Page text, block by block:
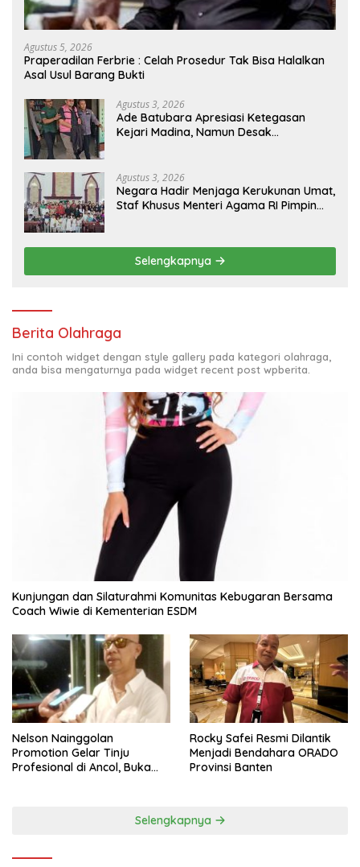
Agustus 5, 2026
Praperadilan Ferbrie : Celah Prosedur Tak Bisa Halalkan
Asal Usul Barang Bukti
Agustus 3, 2026
Ade Batubara Apresiasi Ketegasan
Kejari Madina, Namun Desak
Terlibat Kasus Smart Village
Agustus 3, 2026
Negara Hadir Menjaga Kerukunan Umat,
Staf Khusus Menteri Agama RI Pimpin
Selengkapnya
Berita Olahraga
Ini contoh widget dengan style gallery pada kategori olahraga,
anda bisa mengaturnya pada widget recent post wpberita.
Kunjungan dan Silaturahmi Komunitas Kebugaran Bersama
Coach Wiwie di Kementerian ESDM
Nelson Nainggolan
Promotion Gelar Tinju
Profesional di Ancol, Buka
Rocky Safei Resmi Dilantik
Menjadi Bendahara ORADO
Provinsi Banten
Selengkapnya